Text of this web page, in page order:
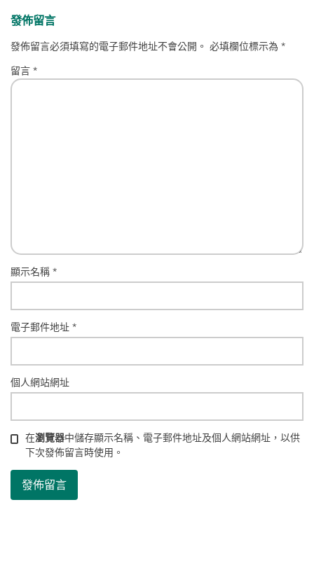
發佈留言
發佈留言必須填寫的電子郵件地址不會公開。 必填欄位標示為*
留言*
顯示名稱*
電子郵件地址*
個人網站網址
在瀏覽器中儲存顯示名稱、電子郵件地址及個人網站網址，以供
下次發佈留言時使用。